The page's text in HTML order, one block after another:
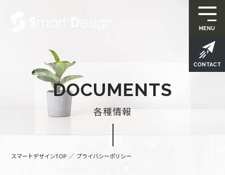
DOCUMENTS
各種情報
MENU
CONTACT
スマートデザインTOP プライバシーポリシー